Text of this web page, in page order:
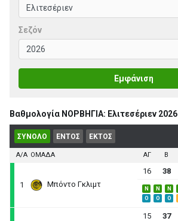
Σεζόν
Εμφάνιση
Βαθμολογία ΝΟΡΒΗΓΙΑ: Ελιτεσέριεν 2026
ΣΥΝΟΛΟ ΕΝΤΟΣ ΕΚΤΟΣ
Α/Α ΟΜΑΔΑ ΑΓ B
1 Μπόντο Γκλιμτ
16 38
N N N
O
O O
15 37